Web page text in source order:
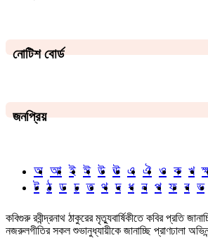
নোটিশ বোর্ড
জনপ্রিয়
অ আ ই ঈ উ ঊ এ ঐ ও ক খ
ট ঠ ড ঢ ত থ দ ধ ন প ফ ব ভ
কবিগুরু রবীন্দ্রনাথ ঠাকুরের মৃত্যুবার্ষিকীতে কবির প্রতি
নজরুলগীতির সকল শুভানুধ্যায়ীকে জানাচ্ছি প্রাণঢালা